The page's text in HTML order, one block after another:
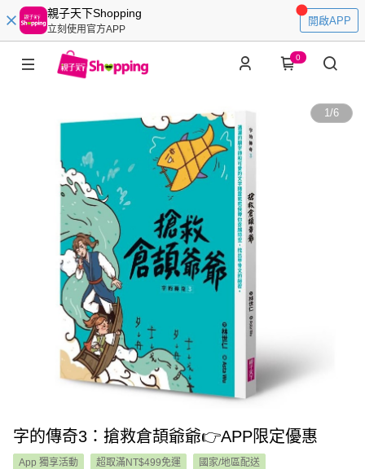
親子天下Shopping
立刻使用官方APP
開啟APP
0
1/6
字的傳奇3：搶救倉頡爺爺👉APP限定優惠
App 獨享活動 超取滿NT$499免運 國家/地區配送